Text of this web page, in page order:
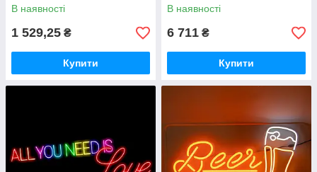
В наявності
1 529,25 ₴
Купити
В наявності
6 711 ₴
Купити